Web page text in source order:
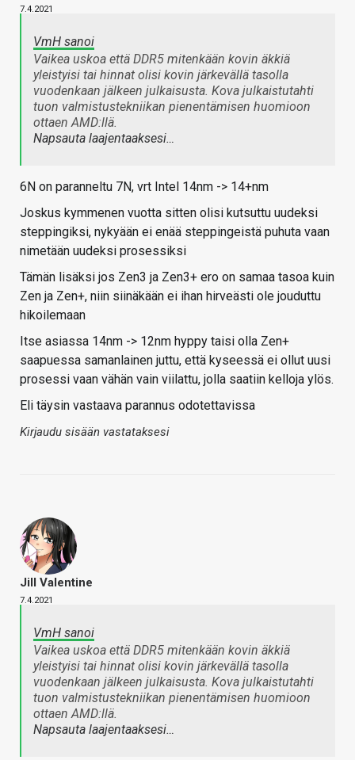
7.4.2021
VmH sanoi
Vaikea uskoa että DDR5 mitenkään kovin äkkiä
yleistyisi tai hinnat olisi kovin järkevällä tasolla
vuodenkaan jälkeen julkaisusta. Kova julkaistutahti
tuon valmistustekniikan pienentämisen huomioon
ottaen AMD:llä.
Napsauta laajentaaksesi…
6N on paranneltu 7N, vrt Intel 14nm -> 14+nm
Joskus kymmenen vuotta sitten olisi kutsuttu uudeksi
steppingiksi, nykyään ei enää steppingeistä puhuta vaan
nimetään uudeksi prosessiksi
Tämän lisäksi jos Zen3 ja Zen3+ ero on samaa tasoa kuin
Zen ja Zen+, niin siinäkään ei ihan hirveästi ole jouduttu
hikoilemaan
Itse asiassa 14nm -> 12nm hyppy taisi olla Zen+
saapuessa samanlainen juttu, että kyseessä ei ollut uusi
prosessi vaan vähän vain viilattu, jolla saatiin kelloja ylös.
Eli täysin vastaava parannus odotettavissa
Kirjaudu sisään vastataksesi
Jill Valentine
7.4.2021
VmH sanoi
Vaikea uskoa että DDR5 mitenkään kovin äkkiä
yleistyisi tai hinnat olisi kovin järkevällä tasolla
vuodenkaan jälkeen julkaisusta. Kova julkaistutahti
tuon valmistustekniikan pienentämisen huomioon
ottaen AMD:llä.
Napsauta laajentaaksesi…